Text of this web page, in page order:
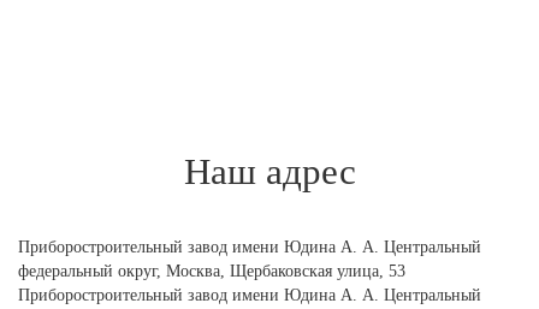
Наш адрес
Приборостроительный завод имени Юдина А. А. Центральный
федеральный округ, Москва, Щербаковская улица, 53
Приборостроительный завод имени Юдина А. А. Центральный